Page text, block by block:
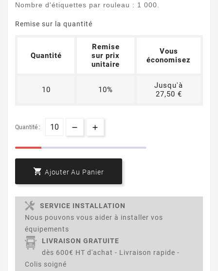
Nombre d'étiquettes par rouleau : 1 000.
Remise sur la quantité
Quantité
Remise
sur prix
unitaire
Vous
économisez
10 10%
Jusqu'à
27,50 €
Quantité :
 Ajouter Au Panier
SERVICE INSTALLATION
Nous pouvons vous aider à installer vos
équipements
LIVRAISON GRATUITE
dès 600€ HT d'achat - Livraison rapide -
Colis soigné